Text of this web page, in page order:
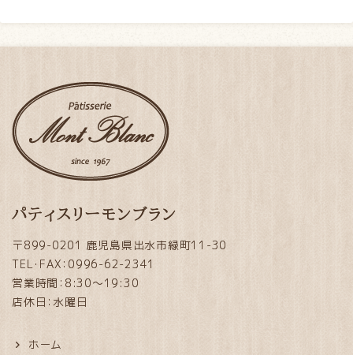
パティスリーモンブラン
〒899-0201 鹿児島県出水市緑町11-30
TEL・FAX：0996-62-2341
営業時間：8:30～19:30
店休日：水曜日
ホーム